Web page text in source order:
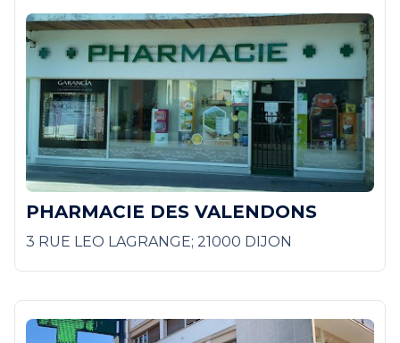
PHARMACIE DES VALENDONS
3 RUE LEO LAGRANGE; 21000 DIJON